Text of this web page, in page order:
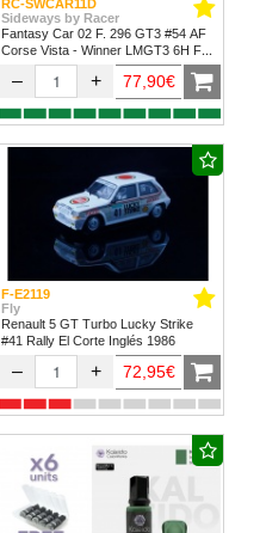
RC-SWCAR11D
Sideways by Racer
Fantasy Car 02 F. 296 GT3 #54 AF
Corse Vista - Winner LMGT3 6H Fuji
– + 77,90€
F-E2119
Fly
Renault 5 GT Turbo Lucky Strike
#41 Rally El Corte Inglés 1986
– + 72,95€